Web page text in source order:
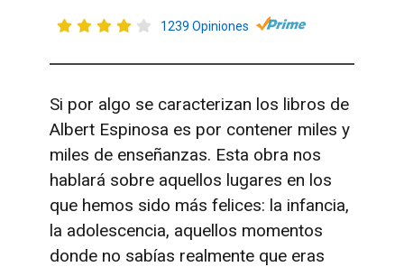
1239 Opiniones
Si por algo se caracterizan los libros de
Albert Espinosa es por contener miles y
miles de enseñanzas. Esta obra nos
hablará sobre aquellos lugares en los
que hemos sido más felices: la infancia,
la adolescencia, aquellos momentos
donde no sabías realmente que eras